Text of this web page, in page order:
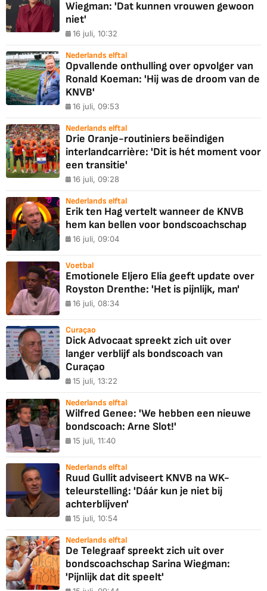
Wiegman: 'Dat kunnen vrouwen gewoon
niet'
16 juli, 10:32
Nederlands elftal
Opvallende onthulling over opvolger van
Ronald Koeman: 'Hij was de droom van de
KNVB'
16 juli, 09:53
Nederlands elftal
Drie Oranje-routiniers beëindigen
interlandcarrière: 'Dit is hét moment voor
een transitie'
16 juli, 09:28
Nederlands elftal
Erik ten Hag vertelt wanneer de KNVB
hem kan bellen voor bondscoachschap
16 juli, 09:04
Voetbal
Emotionele Eljero Elia geeft update over
Royston Drenthe: 'Het is pijnlijk, man'
16 juli, 08:34
Curaçao
Dick Advocaat spreekt zich uit over
langer verblijf als bondscoach van
Curaçao
15 juli, 13:22
Nederlands elftal
Wilfred Genee: 'We hebben een nieuwe
bondscoach: Arne Slot!'
15 juli, 11:40
Nederlands elftal
Ruud Gullit adviseert KNVB na WK-
teleurstelling: 'Dáár kun je niet bij
achterblijven'
15 juli, 10:54
Nederlands elftal
De Telegraaf spreekt zich uit over
bondscoachschap Sarina Wiegman:
'Pijnlijk dat dit speelt'